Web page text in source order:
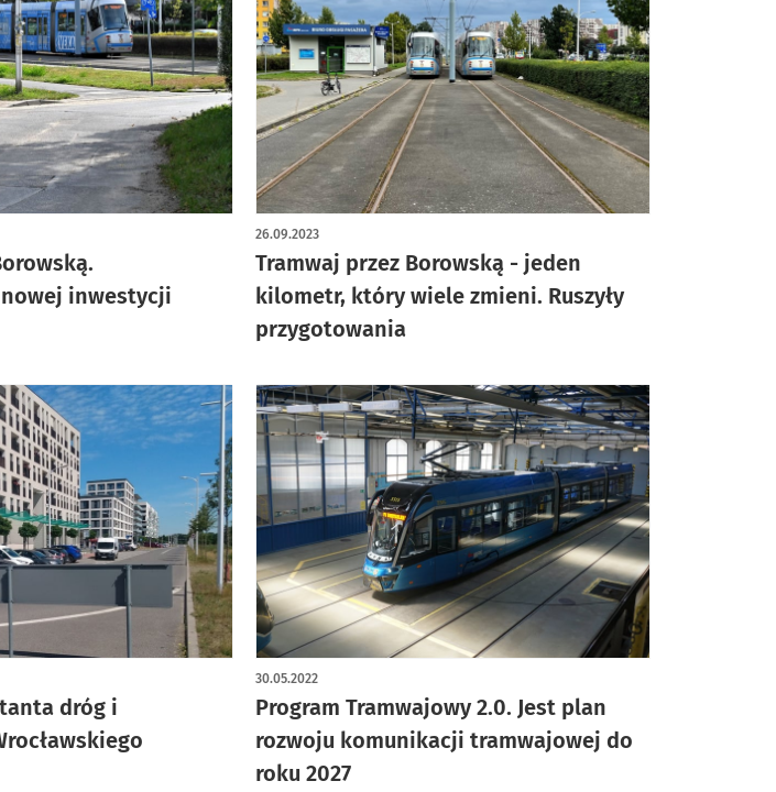
inwestycji
Tramwaj przez Borowską - jeden
kilometr, który wiele zmieni. Ruszyły
przygotowania
26.09.2023
artykuł z galerią zdjęć
dróg i
Program Tramwajowy 2.0. Jest plan
rozwoju komunikacji tramwajowej do
roku 2027
30.05.2022